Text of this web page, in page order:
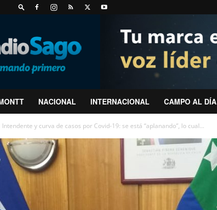
NACIONAL INTERNACIONAL CAMPO AL DÍA
Intendente y curva de casos por Covid-19: se está “aplanando”, lo cual...